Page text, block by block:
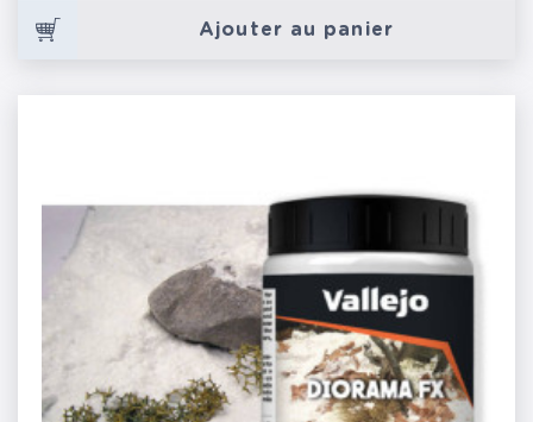
Ajouter au panier